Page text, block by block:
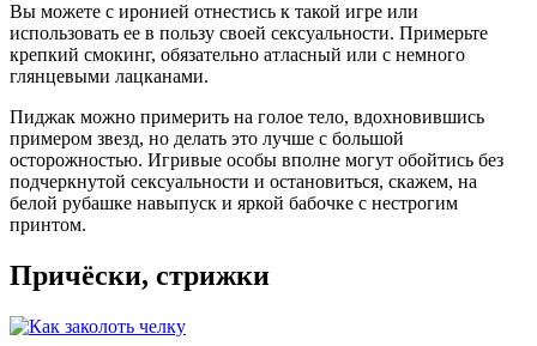
Вы можете с иронией отнестись к такой игре или
использовать ее в пользу своей сексуальности. Примерьте
крепкий смокинг, обязательно атласный или с немного
глянцевыми лацканами.
Пиджак можно примерить на голое тело, вдохновившись
примером звезд, но делать это лучше с большой
осторожностью. Игривые особы вполне могут обойтись без
подчеркнутой сексуальности и остановиться, скажем, на
белой рубашке навыпуск и яркой бабочке с нестрогим
принтом.
Причёски, стрижки